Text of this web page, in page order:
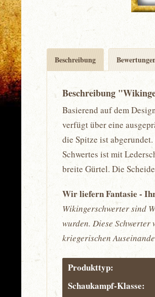
Beschreibung
Beschreibung
Basierend auf dem
verfügt über eine
die Spitze ist
Schwertes ist mit
breite Gürtel. Die
Wir liefern Fantasie -
Wikingerschwerter sind
wurden. Diese
kriegerischen
Produkttyp:
Schaukampf-Klasse: